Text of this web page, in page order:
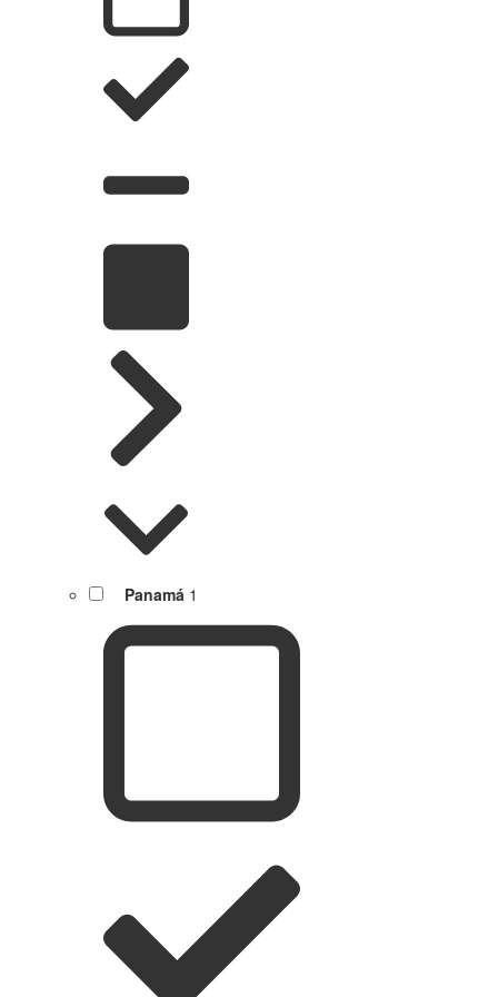
Panamá 1